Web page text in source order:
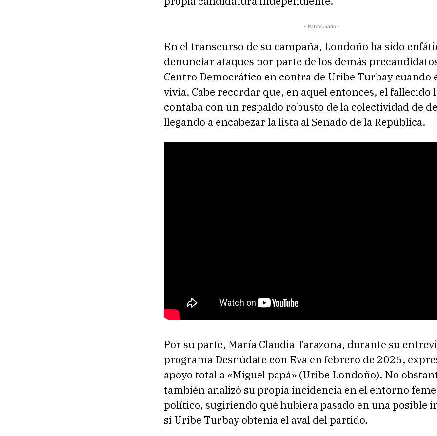
- Patrocinado -
En el transcurso de su campaña, Londoño ha sido
denunciar ataques por parte de los demás
Centro Democrático en contra de Uribe Turbay cuando
vivía. Cabe recordar que, en aquel entonces, el fallecido
contaba con un respaldo robusto de la colectividad de
llegando a encabezar la lista al Senado de la República.
Por su parte, María Claudia Tarazona, durante su
programa Desnúdate con Eva en febrero de 2026,
apoyo total a «Miguel papá» (Uribe Londoño). No
también analizó su propia incidencia en el entorno
político, sugiriendo qué hubiera pasado en una posible
si Uribe Turbay obtenia el aval del partido.